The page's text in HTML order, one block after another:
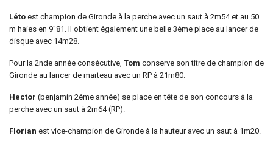
Léto est champion de Gironde à la perche avec un saut à 2m54 et au 50
m haies en 9"81. Il obtient également une belle 3éme place au lancer de
disque avec 14m28.
Pour la 2nde année consécutive, Tom conserve son titre de champion de
Gironde au lancer de marteau avec un RP à 21m80.
Hector (benjamin 2éme année) se place en tête de son concours à la
perche avec un saut à 2m64 (RP).
Florian est vice-champion de Gironde à la hauteur avec un saut à 1m20.